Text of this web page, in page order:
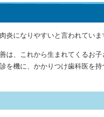
炎になりやすいと言われていま
は、これから生まれてくるお
を機に、かかりつけ歯科医を